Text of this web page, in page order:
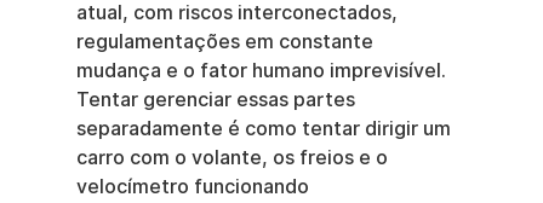
atual, com riscos interconectados,
regulamentações em constante
mudança e o fator humano imprevisível.
Tentar gerenciar essas partes
separadamente é como tentar dirigir um
carro com o volante, os freios e o
velocímetro funcionando